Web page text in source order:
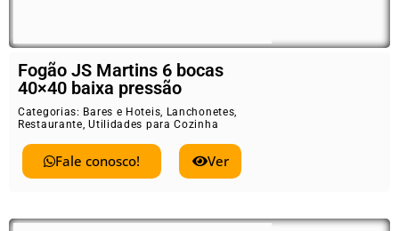
Fogão JS Martins 6 bocas
40×40 baixa pressão
Categorias: Bares e Hoteis, Lanchonetes,
Restaurante,Utilidades para Cozinha
Fale conosco! Ver